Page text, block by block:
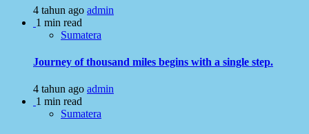
4 tahun ago admin
1 min read
Sumatera
Journey of thousand miles begins with a single step.
4 tahun ago admin
1 min read
Sumatera